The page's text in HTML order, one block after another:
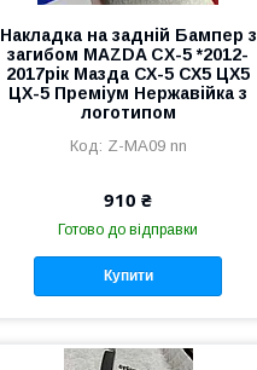
Накладка на задній Бампер з
загибом MAZDA CX-5 *2012-
2017рік Мазда СХ-5 СХ5 ЦХ5
ЦХ-5 Преміум Нержавійка з
логотипом
Z-MA09 nn
910 ₴
Готово до відправки
Купити